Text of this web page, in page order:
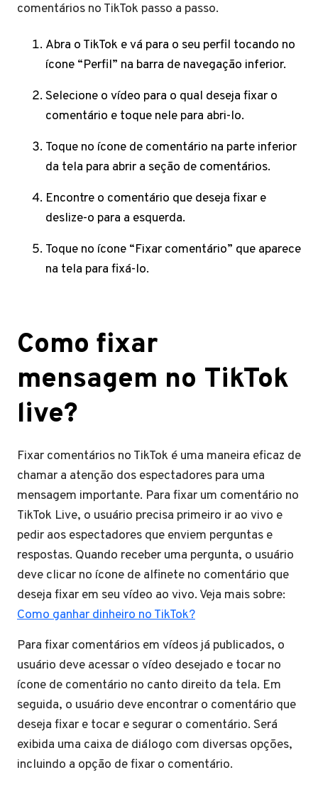
comentários no TikTok passo a passo.
Abra o TikTok e vá para o seu perfil tocando no
ícone “Perfil” na barra de navegação inferior.
Selecione o vídeo para o qual deseja fixar o
comentário e toque nele para abri-lo.
Toque no ícone de comentário na parte inferior
da tela para abrir a seção de comentários.
Encontre o comentário que deseja fixar e
deslize-o para a esquerda.
Toque no ícone “Fixar comentário” que aparece
na tela para fixá-lo.
Como fixar
mensagem no TikTok
live?
Fixar comentários no TikTok é uma maneira eficaz de
chamar a atenção dos espectadores para uma
mensagem importante. Para fixar um comentário no
TikTok Live, o usuário precisa primeiro ir ao vivo e
pedir aos espectadores que enviem perguntas e
respostas. Quando receber uma pergunta, o usuário
deve clicar no ícone de alfinete no comentário que
deseja fixar em seu vídeo ao vivo. Veja mais sobre:
Como ganhar dinheiro no TikTok?
Para fixar comentários em vídeos já publicados, o
usuário deve acessar o vídeo desejado e tocar no
ícone de comentário no canto direito da tela. Em
seguida, o usuário deve encontrar o comentário que
deseja fixar e tocar e segurar o comentário. Será
exibida uma caixa de diálogo com diversas opções,
incluindo a opção de fixar o comentário.